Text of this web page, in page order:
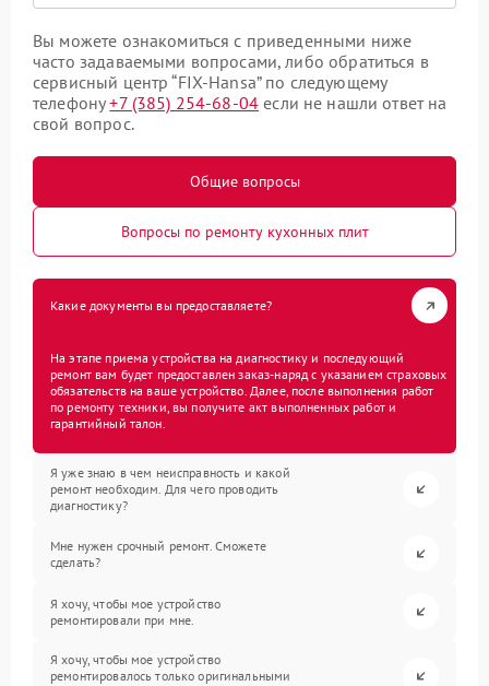
Вы можете ознакомиться с приведенными ниже
часто задаваемыми вопросами, либо обратиться в
сервисный центр “FIX-Hansa” по следующему
телефону+7 (385) 254-68-04 если не нашли ответ на
свой вопрос.
Общие вопросы
Вопросы по ремонту кухонных плит
Какие документы вы предоставляете?
На этапе приема устройства на диагностику и последующий
ремонт вам будет предоставлен заказ-наряд с указанием страховых
обязательств на ваше устройство. Далее, после выполнения работ
по ремонту техники, вы получите акт выполненных работ и
гарантийный талон.
Я уже знаю в чем неисправность и какой
ремонт необходим. Для чего проводить
диагностику?
Мне нужен срочный ремонт. Сможете
сделать?
Я хочу, чтобы мое устройство
ремонтировали при мне.
Я хочу, чтобы мое устройство
ремонтировалось только оригинальными